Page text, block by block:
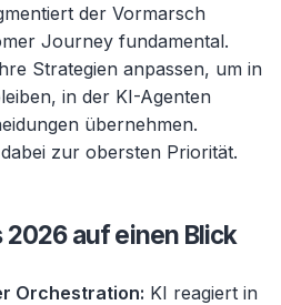
der Vormarsch
Journey fundamental.
Strategien anpassen, um in
in der KI-Agenten
übernehmen.
zur obersten Priorität.
2026 auf einen Blick
Orchestration: KI reagiert in